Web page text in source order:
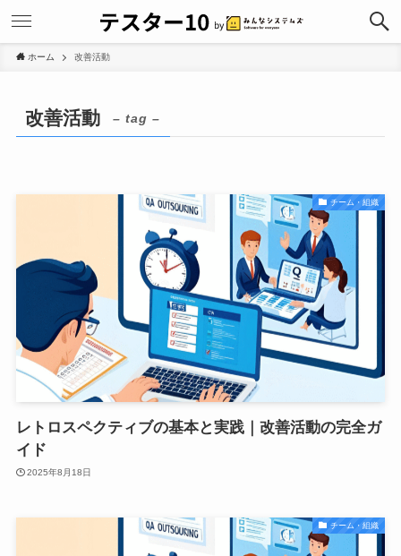
ホーム 改善活動
改善活動 – tag –
チーム・組織
レトロスペクティブの基本と実践｜改善活動の完全ガ
イド
2025年8月18日
チーム・組織